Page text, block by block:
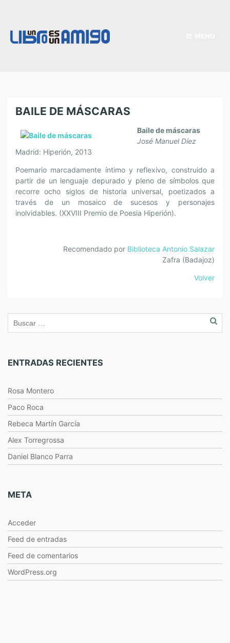
BAILE DE MÁSCARAS
Baile de máscaras
José Manuel Díez
Madrid: Hiperión, 2013
Poemario marcadamente íntimo y reflexivo, construido a
partir de un lenguaje depurado y pleno de símbolos que
recorre ocho siglos de historia universal, poetizados a
través de un mosaico de sucesos y personajes
inolvidables. (XXVIII Premio de Poesia Hiperión).
Recomendado por Biblioteca Antonio Salazar
Zafra (Badajoz)
Volver
ENTRADAS RECIENTES
Rosa Montero
Paco Roca
Rebeca Martín García
Alex Torregrossa
Daniel Blanco Parra
META
Acceder
Feed de entradas
Feed de comentarios
WordPress.org